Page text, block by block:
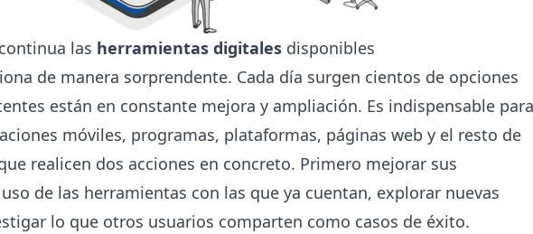
las herramientas digitales disponibles
de manera sorprendente. Cada día surgen cientos de opciones
están en constante mejora y ampliación. Es indispensable para
móviles, programas, plataformas, páginas web y el resto de
realicen dos acciones en concreto. Primero mejorar sus
de las herramientas con las que ya cuentan, explorar nuevas
lo que otros usuarios comparten como casos de éxito.